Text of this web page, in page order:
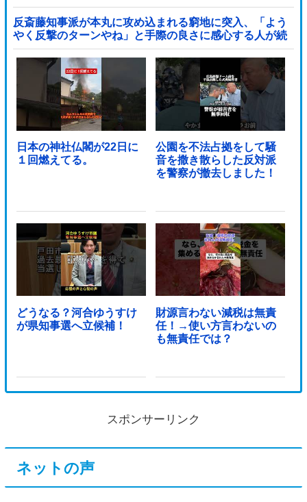
反斎藤知事派が本丸に攻め込まれる窮地に突入、「よう
やく反撃のターンやね」と手際の良さに感心する人が続
出中他
日本の神社仏閣が22日に
１回燃えてる。
公園を不法占拠をして騒
音を撒き散らした反対派
を警察が撤去しました！
どうなる？河合ゆうすけ
が県知事選へ立候補！
財源言わない減税は無責
任！→使い方言わないの
も無責任では？
スポンサーリンク
ネットの声